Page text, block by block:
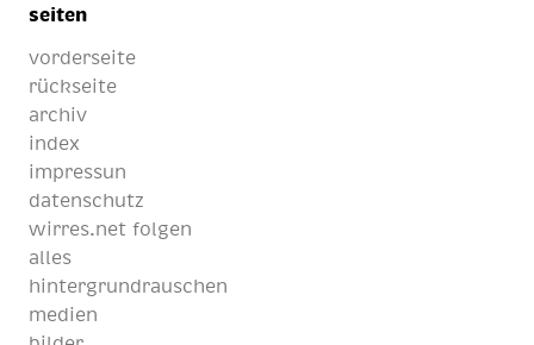
seiten
vorderseite
rückseite
archiv
index
impressun
datenschutz
wirres.net folgen
alles
hintergrundrauschen
medien